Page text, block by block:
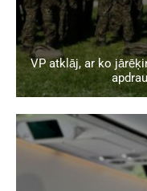
VP atklāj, ar ko